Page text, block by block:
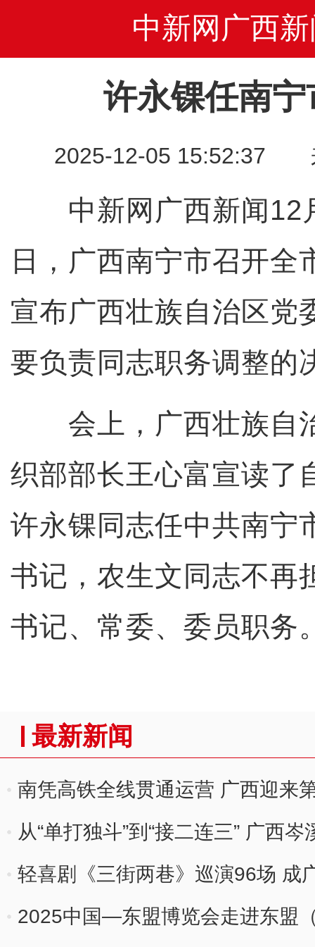
中新网广西新
许永锞任南
2025-12-05 15:52:37
中新网广西新闻12
日，广西南宁市召开全
宣布广西壮族自治区党
要负责同志职务调整的
会上，广西壮族自
织部部长王心富宣读了
许永锞同志任中共南宁
书记，农生文同志不再
书记、常委、委员职务
最新新闻
南凭高铁全线贯通运营 广西迎来
从“单打独斗”到“接二连三” 广西
轻喜剧《三街两巷》巡演96场 成
2025中国—东盟博览会走进东盟